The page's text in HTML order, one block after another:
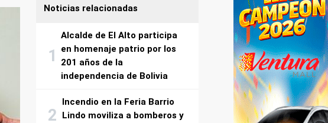
Noticias relacionadas
Alcalde de El Alto participa
en homenaje patrio por los
201 años de la
independencia de Bolivia
Incendio en la Feria Barrio
Lindo moviliza a bomberos y